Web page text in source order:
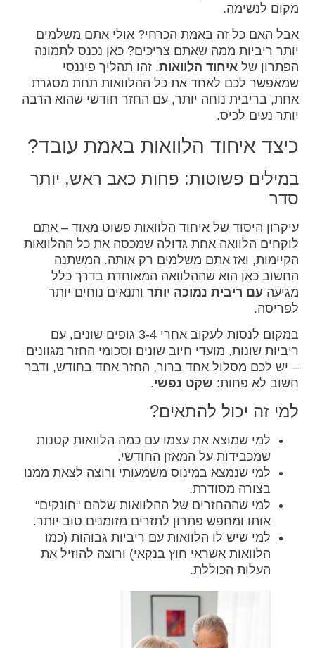
מקום לנשימה.
אבל האם כל זה באמת הכרחי? אולי אתם משלמים
יותר ריביות ממה שאתם צריכים? כאן נכנס לתמונה
הפתרון של איחוד הלוואות. זהו תהליך פיננסי
שמאפשר לכם לאחד את כל ההלוואות תחת מסגרת
אחת, בריבית נוחה יותר, עם החזר חודשי שהוא הרבה
יותר נעים לכיס.
כיצד איחוד הלוואות באמת עובד?
במילים פשוטות: פחות כאב ראש, יותר
סדר
עיקרון היסוד של איחוד הלוואות פשוט מאוד – אתם
לוקחים הלוואה אחת גדולה שמכסה את כל ההלוואות
הקיימות, ואז אתם משלמים רק אותה. המשתנה
החשוב כאן הוא שההלוואה המאוחדת בדרך כלל
מגיעה עם ריבית נמוכה יותרותנאים נוחים יותר
לפריסה.
במקום לנסות לעקוב אחרי 3-4 גופים שונים, עם
ריביות שונות, מועדי חיוב שונים וסכומי החזר מגוונים
– יש לכם מסלול אחד ברור, החזר אחד בחודש, ודבר
חשוב לא פחות: שקט נפשי.
למי זה יכול להתאים?
למי שמוצא את עצמו עם כמה הלוואות קטנות
שמכבידות על המאזן החודשי.
למי שנמצא במינוס משמעותי ורוצה לצאת ממנו
בצורה מסודרת.
למי שההחזרים של ההלוואות שלהם "חונקים"
אותו ומחפש פתרון לתזרים מזומנים טוב יותר.
למי שיש לו הלוואות עם ריביות גבוהות (כמו
הלוואות אשראי חוץ בנקאי) ורוצה להוזיל את
העלות הכוללת.